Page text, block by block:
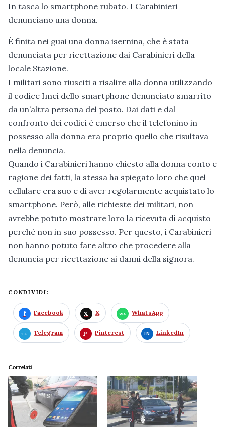
In tasca lo smartphone rubato. I Carabinieri
denunciano una donna.
È finita nei guai una donna isernina, che è stata
denunciata per ricettazione dai Carabinieri della
locale Stazione.
I militari sono riusciti a risalire alla donna utilizzando
il codice Imei dello smartphone denunciato smarrito
da un’altra persona del posto. Dai dati e dal
confronto dei codici è emerso che il telefonino in
possesso alla donna era proprio quello che risultava
nella denuncia.
Quando i Carabinieri hanno chiesto alla donna conto e
ragione dei fatti, la stessa ha spiegato loro che quel
cellulare era suo e di aver regolarmente acquistato lo
smartphone. Però, alle richieste dei militari, non
avrebbe potuto mostrare loro la ricevuta di acquisto
perché non in suo possesso. Per questo, i Carabinieri
non hanno potuto fare altro che procedere alla
denuncia per ricettazione ai danni della signora.
CONDIVIDI:
Facebook X WhatsApp
Telegram Pinterest LinkedIn
Correlati